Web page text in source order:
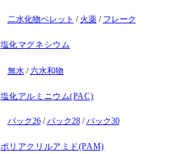
二水化物ペレット / 火薬/ フレーク
塩化マグネシウム
無水/六水和物
塩化アルミニウム(PAC)
パック26/パック28/パック30
ポリアクリルアミド(PAM)